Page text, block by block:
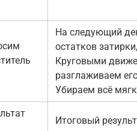
На следующий
остатков
Круговыми
разглаживаем
Убираем всё
Итоговый